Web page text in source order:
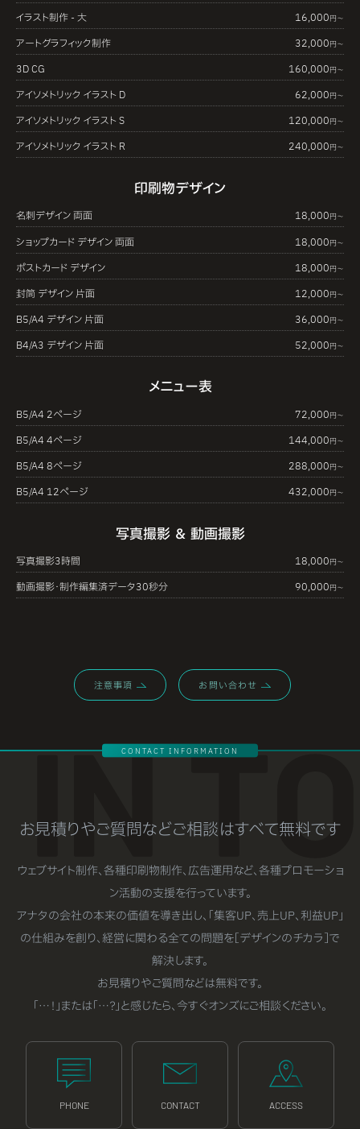
イラスト制作 - 大 16,000円〜
アートグラフィック制作 32,000円〜
3D CG 160,000円〜
アイソメトリック イラスト D 62,000円〜
アイソメトリック イラスト S 120,000円〜
アイソメトリック イラスト R 240,000円〜
印刷物デザイン
名刺デザイン 両面 18,000円〜
ショップカード デザイン 両面 18,000円〜
ポストカード デザイン 18,000円〜
封筒 デザイン 片面 12,000円〜
B5/A4 デザイン 片面 36,000円〜
B4/A3 デザイン 片面 52,000円〜
メニュー表
B5/A4 2ページ 72,000円〜
B5/A4 4ページ 144,000円〜
B5/A4 8ページ 288,000円〜
B5/A4 12ページ 432,000円〜
写真撮影 ＆ 動画撮影
写真撮影3時間 18,000円〜
動画撮影・制作編集済データ30秒分 90,000円〜
注意事項 お問い合わせ
CONTACT INFORMATION
GET IN TOUCH
お見積りやご質問などご相談はすべて無料です
ウェブサイト制作、各種印刷物制作、広告運用など、各種プロモーショ
ン活動の支援を行っています。
アナタの会社の本来の価値を導き出し、「集客UP、売上UP、利益UP」
の仕組みを創り、経営に関わる全ての問題を［デザインのチカラ］で
解決します。
お見積りやご質問などは無料です。
「…！」または「…？」と感じたら、今すぐオンズにご相談ください。
PHONE CONTACT ACCESS